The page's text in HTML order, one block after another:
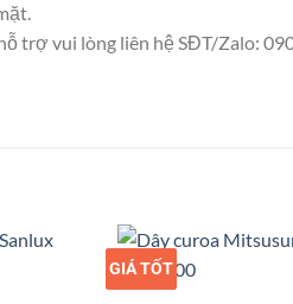
trợ vui lòng liên hệ SĐT/Zalo:
GIÁ SỈ
GIÁ TỐT